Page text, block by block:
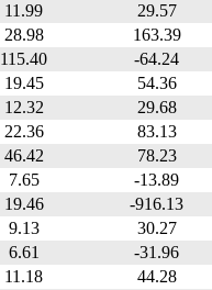
11.99 29.57
28.98 163.39
115.40 -64.24
19.45 54.36
12.32 29.68
22.36 83.13
46.42 78.23
7.65 -13.89
19.46 -916.13
9.13 30.27
6.61 -31.96
11.18 44.28